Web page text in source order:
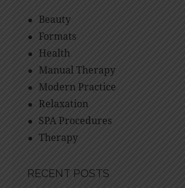
Beauty
Formats
Health
Manual Therapy
Modern Practice
Relaxation
SPA Procedures
Therapy
RECENT POSTS